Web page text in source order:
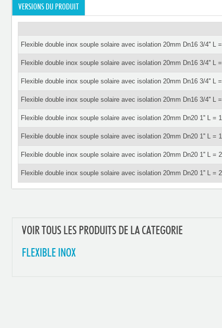
VERSIONS DU PRODUIT
Flexible double inox souple solaire avec isolation 20mm Dn16 3/4'' L
Flexible double inox souple solaire avec isolation 20mm Dn16 3/4'' L
Flexible double inox souple solaire avec isolation 20mm Dn16 3/4'' L
Flexible double inox souple solaire avec isolation 20mm Dn16 3/4'' L
Flexible double inox souple solaire avec isolation 20mm Dn20 1'' L =
Flexible double inox souple solaire avec isolation 20mm Dn20 1'' L =
Flexible double inox souple solaire avec isolation 20mm Dn20 1'' L =
Flexible double inox souple solaire avec isolation 20mm Dn20 1'' L =
VOIR TOUS LES PRODUITS DE LA CATEGORIE
FLEXIBLE INOX